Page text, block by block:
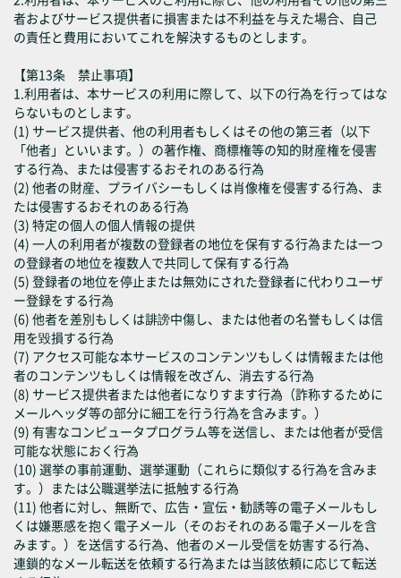
者およびサービス提供者に損害または不利益を与えた場合、自己
の責任と費用においてこれを解決するものとします。
【第13条 禁止事項】
1.利用者は、本サービスの利用に際して、以下の行為を行ってはな
らないものとします。
(1) サービス提供者、他の利用者もしくはその他の第三者（以下
「他者」といいます。）の著作権、商標権等の知的財産権を侵害
する行為、または侵害するおそれのある行為
(2) 他者の財産、プライバシーもしくは肖像権を侵害する行為、ま
たは侵害するおそれのある行為
(3) 特定の個人の個人情報の提供
(4) 一人の利用者が複数の登録者の地位を保有する行為または一つ
の登録者の地位を複数人で共同して保有する行為
(5) 登録者の地位を停止または無効にされた登録者に代わりユーザ
ー登録をする行為
(6) 他者を差別もしくは誹謗中傷し、または他者の名誉もしくは信
用を毀損する行為
(7) アクセス可能な本サービスのコンテンツもしくは情報または他
者のコンテンツもしくは情報を改ざん、消去する行為
(8) サービス提供者または他者になりすます行為（詐称するために
メールヘッダ等の部分に細工を行う行為を含みます。）
(9) 有害なコンピュータプログラム等を送信し、または他者が受信
可能な状態におく行為
(10) 選挙の事前運動、選挙運動（これらに類似する行為を含みま
す。）または公職選挙法に抵触する行為
(11) 他者に対し、無断で、広告・宣伝・勧誘等の電子メールもし
くは嫌悪感を抱く電子メール（そのおそれのある電子メールを含
みます。）を送信する行為、他者のメール受信を妨害する行為、
連鎖的なメール転送を依頼する行為または当該依頼に応じて転送